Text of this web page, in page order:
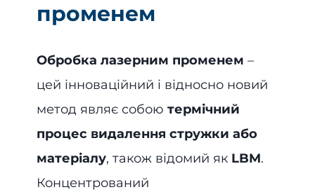
променем
Обробка лазерним променем –
цей інноваційний і відносно новий
метод являє собою термічний
процес видалення стружки або
матеріалу, також відомий як LBM.
Концентрований